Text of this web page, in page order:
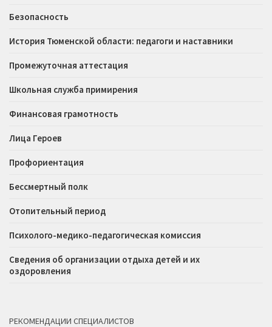
Безопасность
История Тюменской области: педагоги и наставники
Промежуточная аттестация
Школьная служба примирения
Финансовая грамотность
Лица Героев
Профориентация
Бессмертный полк
Отопительный период
Психолого-медико-педагогическая комиссия
Сведения об организации отдыха детей и их
оздоровления
РЕКОМЕНДАЦИИ СПЕЦИАЛИСТОВ